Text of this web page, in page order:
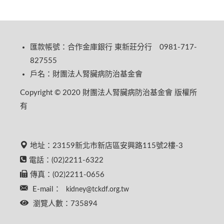
匯款帳號：合作金庫銀行 東新莊分行 0981-717-
827555
戶名：財團法人腎臟病防治基金會
Copyright © 2020 財團法人腎臟病防治基金會 版權所
有
地址：23159新北市新店區安興路115號2樓-3
電話：(02)2211-6322
傳真：(02)2211-0656
E-mail：
kidney@tckdf.org.tw
瀏覽人數：735894